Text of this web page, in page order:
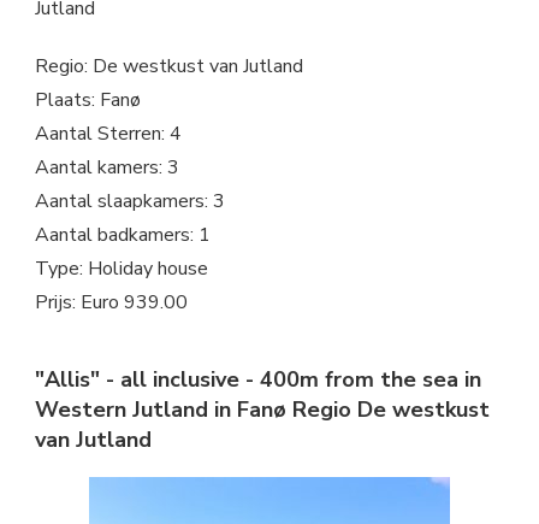
Jutland
Regio: De westkust van Jutland
Plaats: Fanø
Aantal Sterren: 4
Aantal kamers: 3
Aantal slaapkamers: 3
Aantal badkamers: 1
Type: Holiday house
Prijs: Euro 939.00
"Allis" - all inclusive - 400m from the sea in
Western Jutland in Fanø Regio De westkust
van Jutland